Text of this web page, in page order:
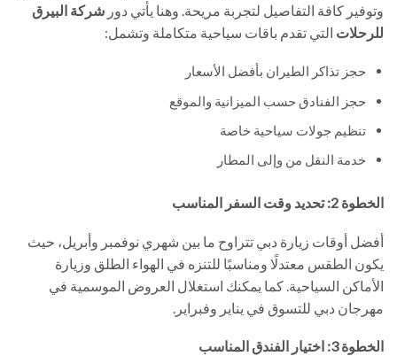
وتوفير كافة التفاصيل لتجربة مريحة. وهنا يأتي دور شركة البيرق
للرحلات التي تقدم باقات سياحية متكاملة وتشمل:
حجز تذاكر الطيران بأفضل الأسعار
حجز الفنادق حسب الميزانية والموقع
تنظيم جولات سياحية خاصة
خدمة النقل من وإلى المطار
الخطوة 2: تحديد وقت السفر المناسب
أفضل أوقات زيارة دبي تتراوح ما بين شهري نوفمبر وأبريل، حيث
يكون الطقس معتدلًا ومناسبًا للتنزه في الهواء الطلق وزيارة
الأماكن السياحية. كما يمكنك استغلال العروض الموسمية في
مهرجان دبي للتسوق في يناير وفبراير.
الخطوة 3: اختيار الفندق المناسب